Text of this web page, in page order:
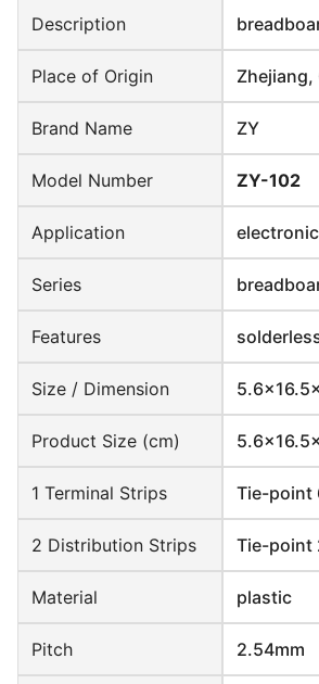
Description
Place of Origin Zhejiang,
Brand Name ZY
Model Number ZY-102
Application electronic
Series
Features
Size / Dimension
Product Size (cm)
1 Terminal Strips Tie-point
2 Distribution Strips Tie-point
Material plastic
Pitch 2.54mm